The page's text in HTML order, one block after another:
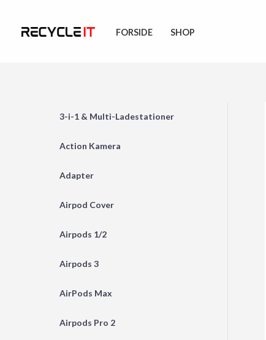
FORSIDE SHOP
3-i-1 & Multi-Ladestationer
Action Kamera
Adapter
Airpod Cover
Airpods 1/2
Airpods 3
AirPods Max
Airpods Pro 2